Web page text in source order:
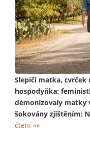
Slepičí matka,
hospodyňka:
démonizovaly matky
šokovány zjištěním:
čtení »»